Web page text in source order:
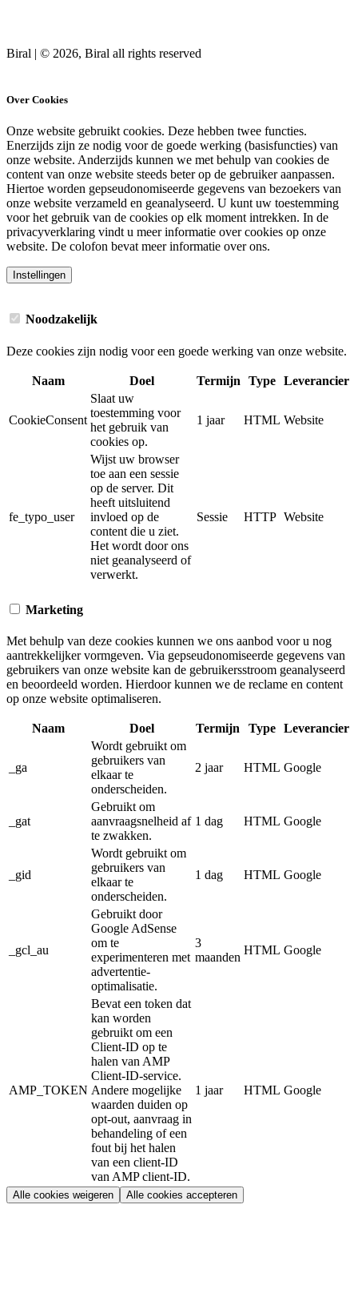
Biral | © 2026, Biral all rights reserved
Over Cookies
Onze website gebruikt cookies. Deze hebben twee functies.
Enerzijds zijn ze nodig voor de goede werking (basisfuncties) van
onze website. Anderzijds kunnen we met behulp van cookies de
content van onze website steeds beter op de gebruiker aanpassen.
Hiertoe worden gepseudonomiseerde gegevens van bezoekers van
onze website verzameld en geanalyseerd. U kunt uw toestemming
voor het gebruik van de cookies op elk moment intrekken. In de
privacyverklaring vindt u meer informatie over cookies op onze
website. De colofon bevat meer informatie over ons.
Instellingen
Noodzakelijk
Deze cookies zijn nodig voor een goede werking van onze website.
Naam Doel Termijn Type Leverancier
CookieConsent
Slaat uw
toestemming voor
het gebruik van
cookies op.
1 jaar HTML Website
fe_typo_user
Wijst uw browser
toe aan een sessie
op de server. Dit
heeft uitsluitend
invloed op de
content die u ziet.
Het wordt door ons
niet geanalyseerd of
verwerkt.
Sessie HTTP Website
Marketing
Met behulp van deze cookies kunnen we ons aanbod voor u nog
aantrekkelijker vormgeven. Via gepseudonomiseerde gegevens van
gebruikers van onze website kan de gebruikersstroom geanalyseerd
en beoordeeld worden. Hierdoor kunnen we de reclame en content
op onze website optimaliseren.
Naam Doel Termijn Type Leverancier
_ga
Wordt gebruikt om
gebruikers van
elkaar te
onderscheiden.
2 jaar HTML Google
_gat
Gebruikt om
aanvraagsnelheid af
te zwakken.
1 dag HTML Google
_gid
Wordt gebruikt om
gebruikers van
elkaar te
onderscheiden.
1 dag HTML Google
_gcl_au
Gebruikt door
Google AdSense
om te
experimenteren met
advertentie-
optimalisatie.
3
maanden
HTML Google
AMP_TOKEN
Bevat een token dat
kan worden
gebruikt om een
Client-ID op te
halen van AMP
Client-ID-service.
Andere mogelijke
waarden duiden op
opt-out, aanvraag in
behandeling of een
fout bij het halen
van een client-ID
van AMP client-ID.
1 jaar HTML Google
Alle cookies weigeren Alle cookies accepteren